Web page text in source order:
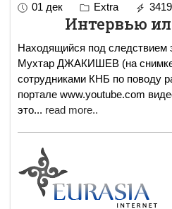
01 дек Extra 3419
Интервью
Находящийся под следствием
Мухтар ДЖАКИШЕВ (на
сотрудниками КНБ по поводу
портале www.youtube.com
это... read more..